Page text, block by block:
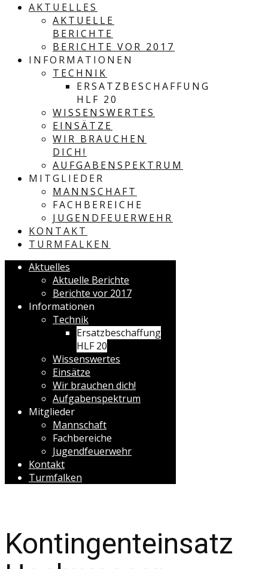
AKTUELLES
AKTUELLE
BERICHTE
BERICHTE VOR 2017
INFORMATIONEN
TECHNIK
ERSATZBESCHAFFUNG
HLF 20
WISSENSWERTES
EINSÄTZE
WIR BRAUCHEN
DICH!
AUFGABENSPEKTRUM
MITGLIEDER
MANNSCHAFT
FACHBEREICHE
JUGENDFEUERWEHR
KONTAKT
TURMFALKEN
Aktuelles
Aktuelle Berichte
Berichte vor 2017
Informationen
Technik
Ersatzbeschaffung
HLF 20
Wissenswertes
Einsätze
Wir brauchen dich!
Aufgabenspektrum
Mitglieder
Mannschaft
Fachbereiche
Jugendfeuerwehr
Kontakt
Turmfalken
Kontingenteinsatz